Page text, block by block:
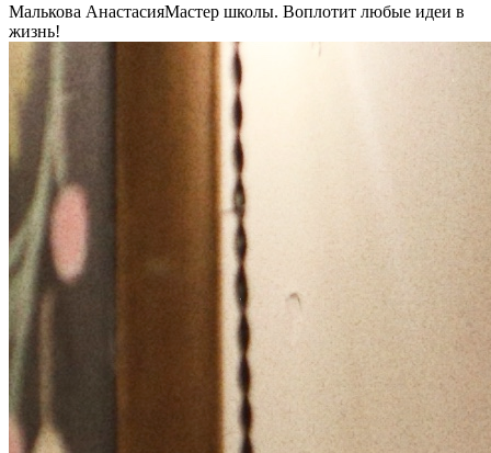
Малькова АнастасияМастер школы. Воплотит любые идеи в
жизнь!